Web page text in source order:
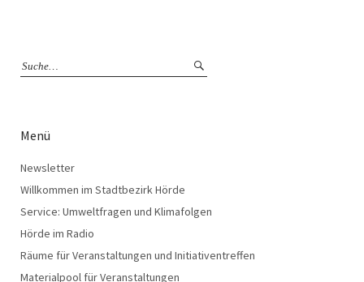
Menü
Newsletter
Willkommen im Stadtbezirk Hörde
Service: Umweltfragen und Klimafolgen
Hörde im Radio
Räume für Veranstaltungen und Initiativentreffen
Materialpool für Veranstaltungen